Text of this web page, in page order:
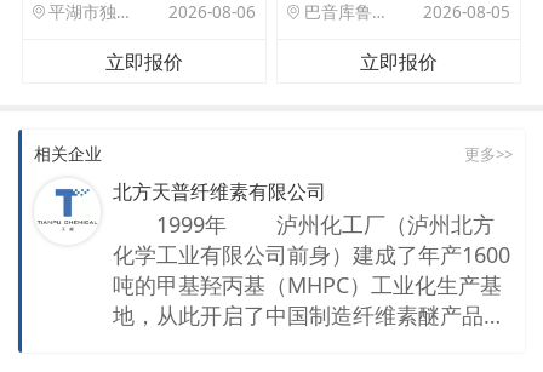
平湖市独山港镇集港路 589 号 2026-08-06
立即报价
巴音库鲁提镇,托帕口岸六号库房 2026-08-05
立即报价
相关企业 更多>>
北方天普纤维素有限公司
1999年 泸州化工厂（泸州北方
化学工业有限公司前身）建成了年产1600
吨的甲基羟丙基（MHPC）工业化生产基
地，从此开启了中国制造纤维素醚产品，